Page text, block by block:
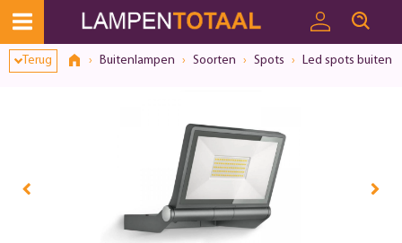
Terug Buitenlampen Soorten Spots Led spots buiten